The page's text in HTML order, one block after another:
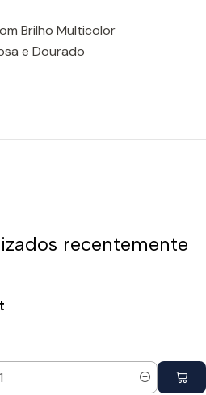
Brilho Multicolor
e Dourado
recentemente